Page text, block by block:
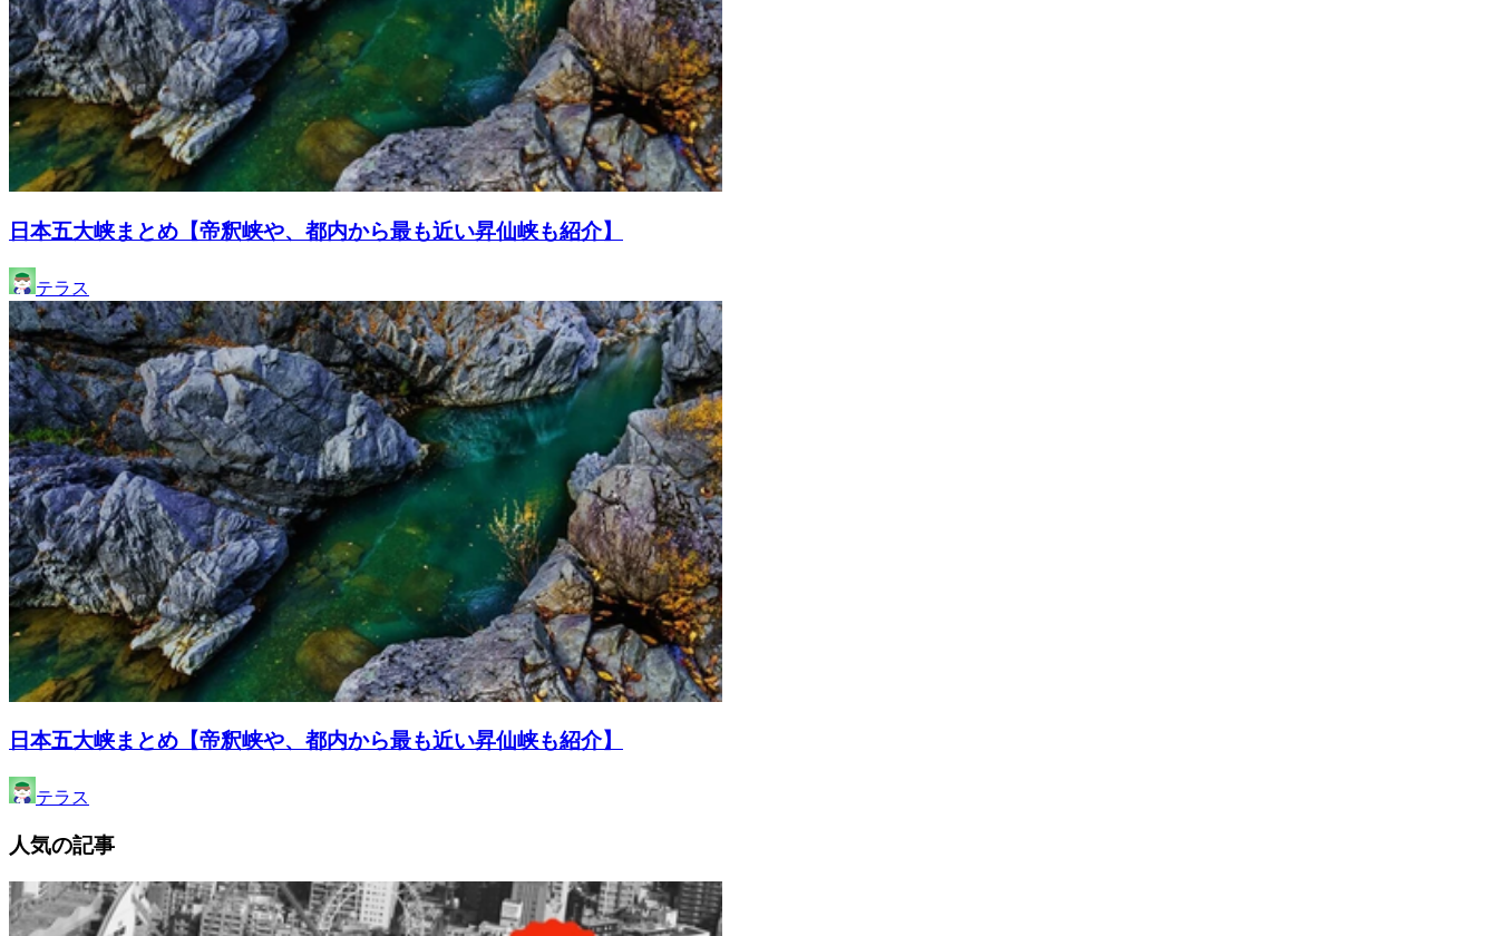
日本五大峡まとめ【帝釈峡や、都内から最も近い昇仙峡も紹介】
テラス
日本五大峡まとめ【帝釈峡や、都内から最も近い昇仙峡も紹介】
テラス
人気の記事